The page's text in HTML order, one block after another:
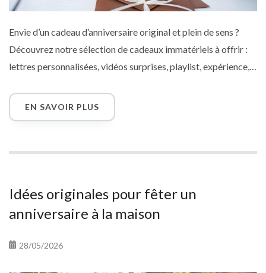
Envie d’un cadeau d’anniversaire original et plein de sens ?
Découvrez notre sélection de cadeaux immatériels à offrir :
lettres personnalisées, vidéos surprises, playlist, expérience,
touchantes pour marquer les esprits sans encombrer les
placards. Et pour accompagner votre geste, pensez à une jolie
EN SAVOIR PLUS
Idées originales pour fêter un
anniversaire à la maison
28/05/2026